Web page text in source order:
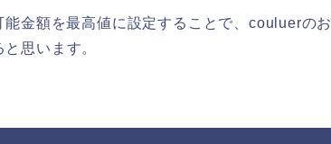
金額を最高値に設定することで、couluerの
思います。